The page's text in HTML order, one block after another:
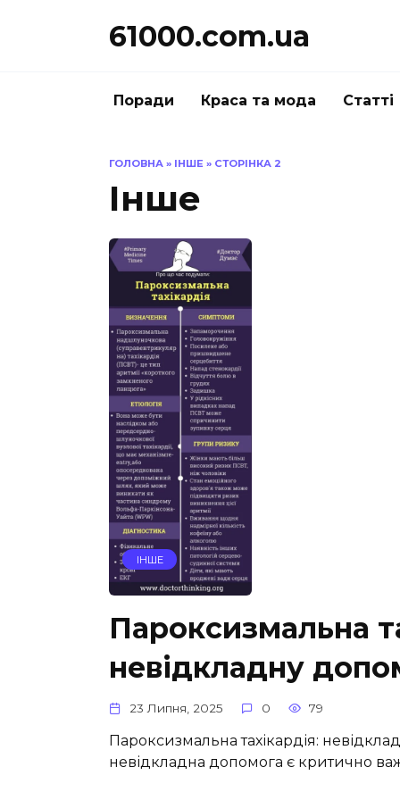
61000.com.ua
Поради Краса та мода Статті
ГОЛОВНА » ІНШЕ » СТОРІНКА 2
Інше
ІНШЕ
Пароксизмальна
невідкладну
23 Липня, 2025 0 79
Пароксизмальна тахікардія:
невідкладна допомога є критично